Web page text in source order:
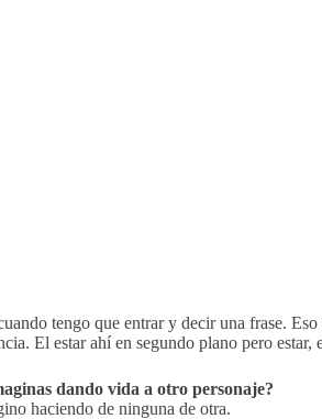
tengo que entrar y decir una frase.
El estar ahí en segundo plano pero estar,
dando vida a otro personaje?
haciendo de ninguna de otra.